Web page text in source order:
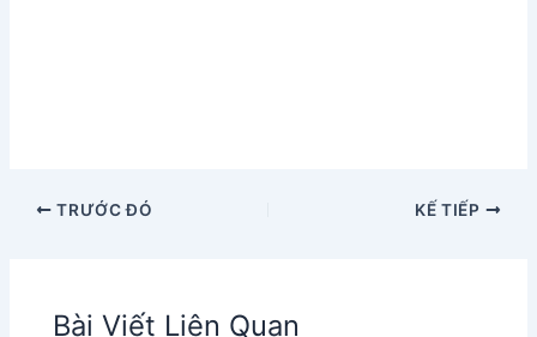
TRƯỚC ĐÓ KẾ TIẾP
Bài Viết Liên Quan